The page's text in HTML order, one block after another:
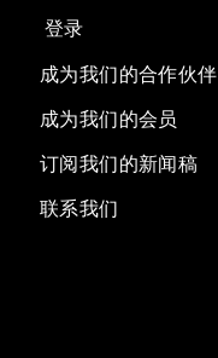
登录
成为我们的合作伙伴
成为我们的会员
订阅我们的新闻稿
联系我们